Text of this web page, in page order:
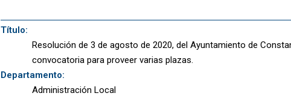
Título:
Resolución de 3 de agosto de 2020, del Ayuntamiento de
convocatoria para proveer varias plazas.
Departamento:
Administración Local